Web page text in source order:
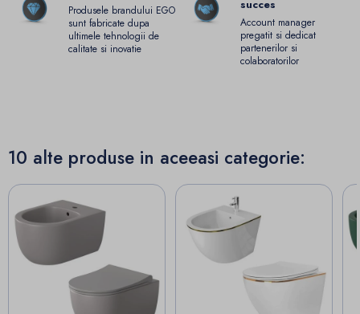
Produsele brandului EGO
sunt fabricate dupa
ultimele tehnologii de
calitate si inovatie
succes
Account manager
pregatit si dedicat
partenerilor si
colaboratorilor
10 alte produse in aceeasi categorie: